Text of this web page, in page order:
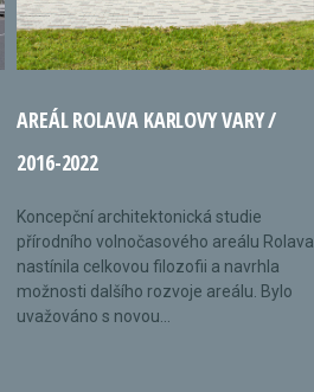
AREÁL ROLAVA KARLOVY VARY /
2016-2022
Koncepční architektonická studie
přírodního volnočasového areálu Rolava
nastínila celkovou filozofii a navrhla
možnosti dalšího rozvoje areálu. Bylo
uvažováno s novou...